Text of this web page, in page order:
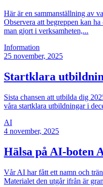
Här är en sammanställning av
Observera att begreppen kan
man gjort i verksamheten,...
Information
25 november, 2025
Startklara
Sista chansen att utbilda dig
våra startklara utbildningar i
AI
4 november, 2025
Hälsa på AI-boten
Vår AI har fått ett namn och
Materialet den utgår ifrån är